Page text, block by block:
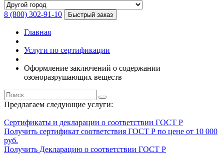
8 (800) 302-91-10 Быстрый заказ
Главная
Услуги по сертификации
Оформление заключений о содержании
озоноразрушающих веществ
Предлагаем следующие услуги:
Сертификаты и декларации о соответствии ГОСТ Р
Получить сертификат соответствия ГОСТ Р по цене от 10 000
руб.
Получить Декларацию о соответствии ГОСТ Р